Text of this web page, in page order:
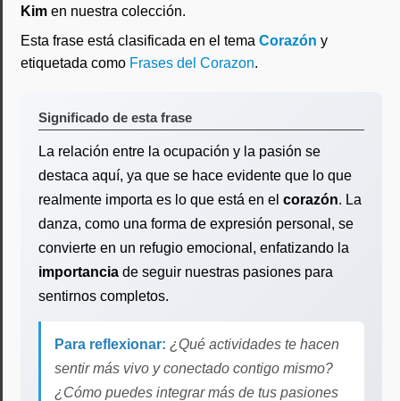
Kim en nuestra colección.
Esta frase está clasificada en el tema Corazón y
etiquetada como Frases del Corazon.
Significado de esta frase
La relación entre la ocupación y la pasión se
destaca aquí, ya que se hace evidente que lo que
realmente importa es lo que está en el corazón. La
danza, como una forma de expresión personal, se
convierte en un refugio emocional, enfatizando la
importancia de seguir nuestras pasiones para
sentirnos completos.
Para reflexionar: ¿Qué actividades te hacen
sentir más vivo y conectado contigo mismo?
¿Cómo puedes integrar más de tus pasiones